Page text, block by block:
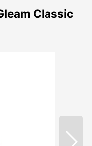
Classic